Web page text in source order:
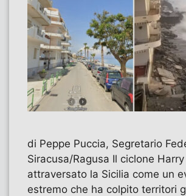
di Peppe Puccia, Segretario
Siracusa/Ragusa Il ciclone
attraversato la Sicilia come un
estremo che ha colpito territori